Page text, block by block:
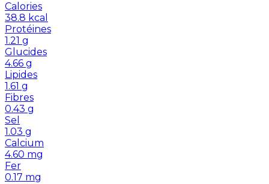
Calories
38.8 kcal
Protéines
1.21 g
Glucides
4.66 g
Lipides
1.61 g
Fibres
0.43 g
Sel
1.03 g
Calcium
4.60 mg
Fer
0.17 mg